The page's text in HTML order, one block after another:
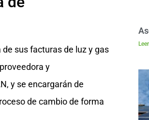
sus facturas de luz y gas
y
y se encargarán de
de cambio de forma